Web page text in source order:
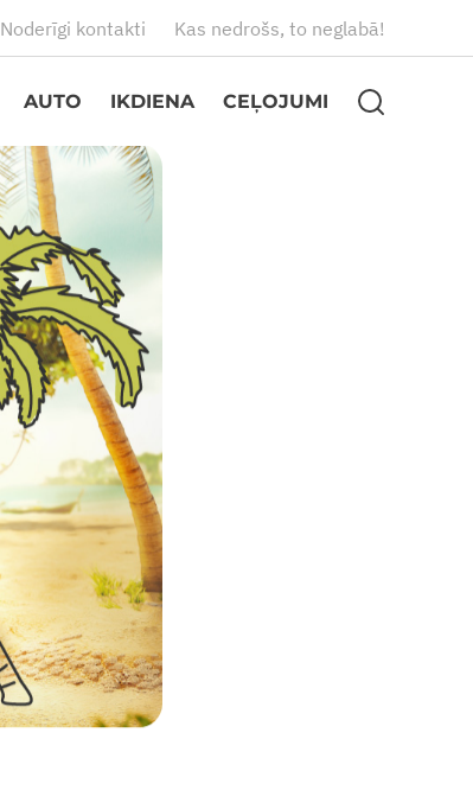
Noderīgi kontakti Kas nedrošs, to neglabā!
AUTO IKDIENA CEĻOJUMI